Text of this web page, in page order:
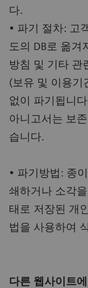
다.
• 파기 절차: 고
도의 DB로 옮
방침 및 기타 관
(보유 및 이용기
없이 파기됩니
아니고서는 보
습니다.
• 파기방법: 종
쇄하거나 소각
태로 저장된 개
법을 사용하여
다른 웹사이트